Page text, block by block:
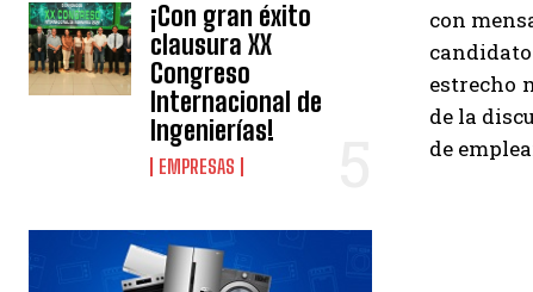
¡Con gran éxito
clausura XX
Congreso
Internacional de
Ingenierías!
EMPRESAS
con
estrecho
de la
de